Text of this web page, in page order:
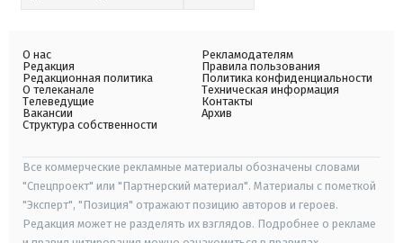
О нас
Редакция
Редакционная политика
О телеканале
Телеведущие
Вакансии
Структура собственности
Рекламодателям
Правила пользования
Политика конфиденциальности
Техническая информация
Контакты
Архив
Все коммерческие рекламные материалы обозначены словами
"Спецпроект" или "Партнерский материал". Материалы с пометкой
"Эксперт", "Позиция" отражают позицию авторов и героев.
Редакция может не разделять их взглядов. Подробнее о рекламе